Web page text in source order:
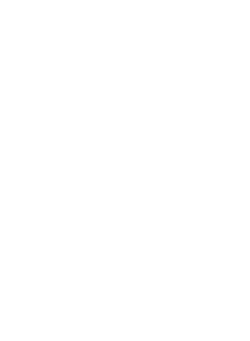
hodín), lobby, výťah, klimatizácia, trezor (za poplatok),
a snack bar. Wi-Fi je hotelovým hosťom k dispozícii
je zadarmo. Izbový servis a služba prania bielizne sú za
V bare pri bazéne sú k dispozícii osviežujúce nápoje.
podmienok. V tomto hoteli nie je ponúkaný alkohol. Jazyky:
satelit.TV s plochou obrazovkou. Kúpeľňa s vaňou (veľkosť: